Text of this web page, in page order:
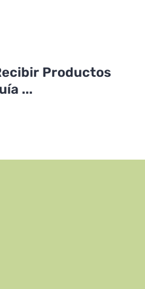
Productos
...